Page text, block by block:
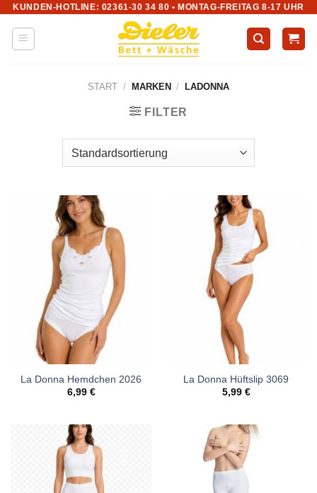
Zum
Inhalt
springen
KUNDEN-HOTLINE: 02361-30 34 80 • MONTAG-FREITAG 8-17 UHR
START / MARKEN / LADONNA
FILTER
La Donna Hemdchen 2026
6,99 €
La Donna Hüftslip 3069
5,99 €